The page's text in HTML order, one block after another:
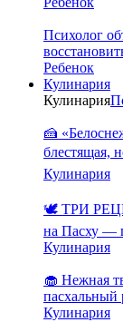
Психолог
Ребенок
Кулинария
Кулинария
🍰
блестящая,
Кулинария
🕊️ ТРИ
на Пасху —
Кулинария
🧁 Нежная
пасхальный
Кулинария